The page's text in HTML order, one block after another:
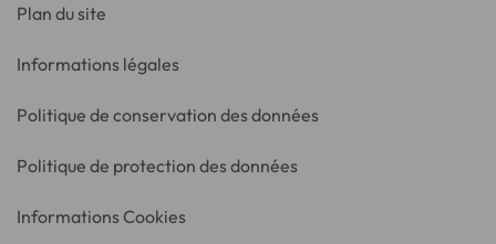
Plan du site
Informations légales
Politique de conservation des données
Politique de protection des données
Informations Cookies